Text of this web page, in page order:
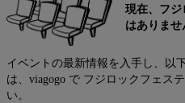
現在、フジ
はありませ
イベントの最新情報を入手し、以
は、viagogo で フジロックフェス
い。